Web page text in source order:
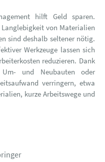
hilft Geld sparen.
von Materialien
sind deshalb seltener nötig.
Werkzeuge lassen sich
reduzieren. Dank
Um- und Neubauten oder
verringern, etwa
kurze Arbeitswege und